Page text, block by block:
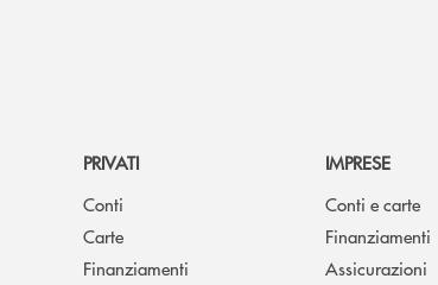
PRIVATI
Conti
Carte
Finanziamenti
IMPRESE
Conti e carte
Finanziamenti
Assicurazioni